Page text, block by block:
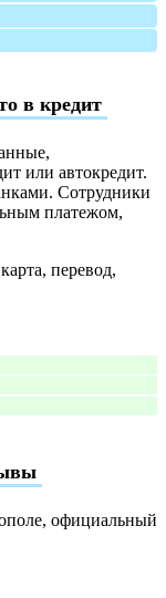
в кредит
или автокредит.
Сотрудники
платежом,
перевод,
официальный